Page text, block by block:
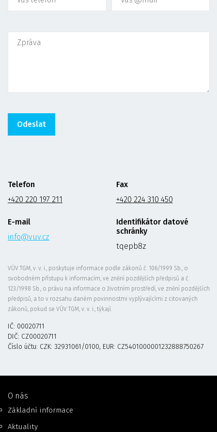
Telefon
+420 220 197 211
E-mail
info@vuv.cz
Fax
+420 224 310 450
Identifikátor datové
schránky
tqepb8z
VÚV TGM, v. v. i., poskytuje informace podle zákonů č. 106/1999 Sb., o
svobodném přístupu k informacím, ve znění pozdějších předpisů a č.
123/1998 Sb., o právu na informace o životním prostředí, ve znění pozdějších
předpisů, a to v rozsahu daném povinnostmi vyplývajícími z citovaných
zákonů, pokud se VÚV TGM, v. v. i., týkají.
IČ: 00020711
DIČ: CZ00020711
Číslo účtu: CZK: 32931061/0100, EUR: CZ5401000001232888750267
O nás
Základní informace
Aktuality